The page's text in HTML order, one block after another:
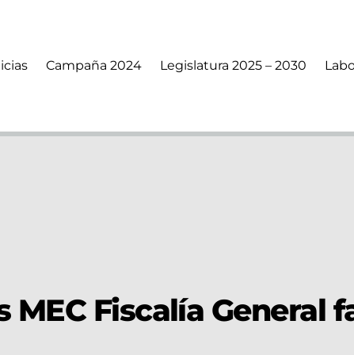
Campaña 2024 Legislatura 2025 – 2030
MEC Fiscalía General